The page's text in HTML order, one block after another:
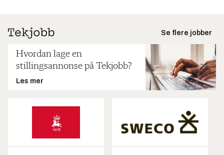
Se flere jobber
Hvordan lage en
stillingsannonse på Tekjobb?
Les mer